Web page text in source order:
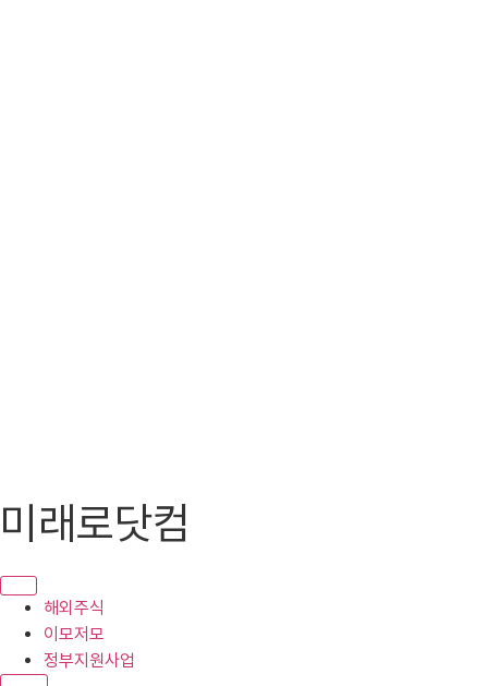
텐
로
미래로닷컴
해외주식
이모저모
정부지원사업